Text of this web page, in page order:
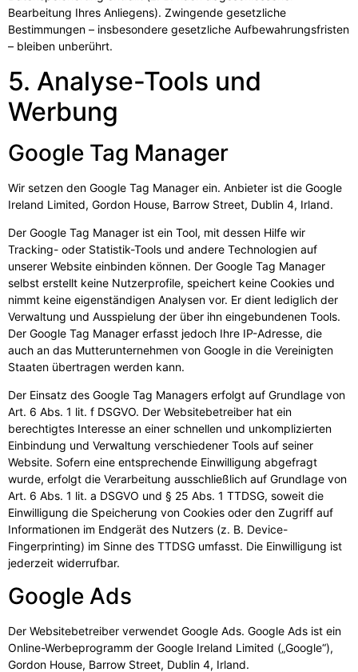
Bearbeitung Ihres Anliegens). Zwingende gesetzliche
Bestimmungen – insbesondere gesetzliche Aufbewahrungsfristen
– bleiben unberührt.
5. Analyse-Tools und
Werbung
Google Tag Manager
Wir setzen den Google Tag Manager ein. Anbieter ist die Google
Ireland Limited, Gordon House, Barrow Street, Dublin 4, Irland.
Der Google Tag Manager ist ein Tool, mit dessen Hilfe wir
Tracking- oder Statistik-Tools und andere Technologien auf
unserer Website einbinden können. Der Google Tag Manager
selbst erstellt keine Nutzerprofile, speichert keine Cookies und
nimmt keine eigenständigen Analysen vor. Er dient lediglich der
Verwaltung und Ausspielung der über ihn eingebundenen Tools.
Der Google Tag Manager erfasst jedoch Ihre IP-Adresse, die
auch an das Mutterunternehmen von Google in die Vereinigten
Staaten übertragen werden kann.
Der Einsatz des Google Tag Managers erfolgt auf Grundlage von
Art. 6 Abs. 1 lit. f DSGVO. Der Websitebetreiber hat ein
berechtigtes Interesse an einer schnellen und unkomplizierten
Einbindung und Verwaltung verschiedener Tools auf seiner
Website. Sofern eine entsprechende Einwilligung abgefragt
wurde, erfolgt die Verarbeitung ausschließlich auf Grundlage von
Art. 6 Abs. 1 lit. a DSGVO und § 25 Abs. 1 TTDSG, soweit die
Einwilligung die Speicherung von Cookies oder den Zugriff auf
Informationen im Endgerät des Nutzers (z. B. Device-
Fingerprinting) im Sinne des TTDSG umfasst. Die Einwilligung ist
jederzeit widerrufbar.
Google Ads
Der Websitebetreiber verwendet Google Ads. Google Ads ist ein
Online-Werbeprogramm der Google Ireland Limited („Google“),
Gordon House, Barrow Street, Dublin 4, Irland.